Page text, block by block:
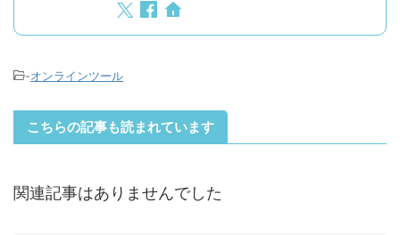
-オンラインツール
こちらの記事も読まれています
関連記事はありませんでした